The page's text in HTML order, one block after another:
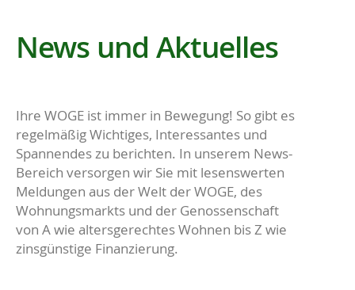
News und Aktuelles
Ihre WOGE ist immer in Bewegung! So gibt es
regelmäßig Wichtiges, Interessantes und
Spannendes zu berichten. In unserem News-
Bereich versorgen wir Sie mit lesenswerten
Meldungen aus der Welt der WOGE, des
Wohnungsmarkts und der Genossenschaft
von A wie altersgerechtes Wohnen bis Z wie
zinsgünstige Finanzierung.